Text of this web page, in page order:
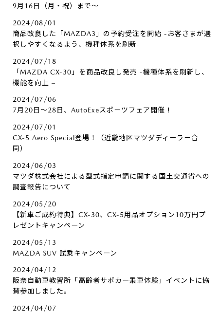
9月16日（月・祝）まで～
2024/08/01
商品改良した「MAZDA3」の予約受注を開始 -お客さまが選
択しやすくなるよう、機種体系を刷新-
2024/07/18
「MAZDA CX-30」を商品改良し発売 -機種体系を刷新し、
機能を向上 –
2024/07/06
7月20日～28日、AutoExeスポーツフェア開催！
2024/07/01
CX-5 Aero Special登場！（近畿地区マツダディーラー合
同）
2024/06/03
マツダ株式会社による型式指定申請に関する国土交通省への
調査報告について
2024/05/20
【新車ご成約特典】CX-30、CX-5用品オプション10万円プ
レゼントキャンペーン
2024/05/13
MAZDA SUV 試乗キャンペーン
2024/04/12
阪奈自動車教習所「高齢者サポカー乗車体験」イベントに協
賛参加しました。
2024/04/07